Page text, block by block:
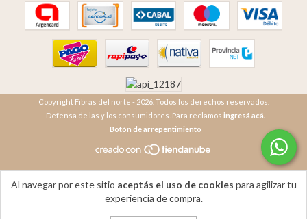
Al navegar por este sitio aceptás el uso de cookies para agilizar tu
experiencia de compra.
Copyright Fibras del norte - 2026. Todos los derechos reservados.
Defensa de las y los consumidores. Para reclamos ingresá acá.
Botón de arrepentimiento